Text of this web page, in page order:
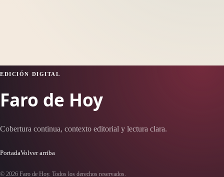
EDICIÓN DIGITAL
Faro de Hoy
Cobertura continua, contexto editorial y lectura clara.
PortadaVolver arriba
© 2026 Faro de Hoy. Todos los derechos reservados.